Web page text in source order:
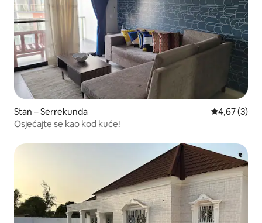
Stan – Serrekunda Prosječna
4,67 (3)
Osjećajte se kao kod kuće!